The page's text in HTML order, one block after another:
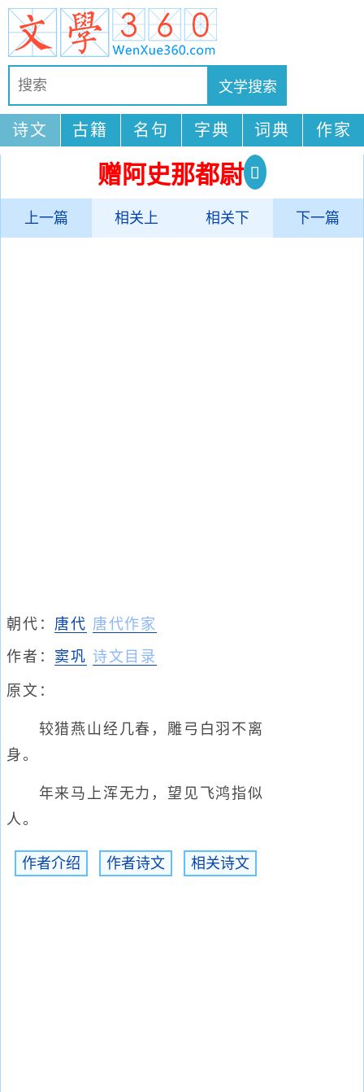
诗文 古籍 名句 字典 词典 作家
赠阿史那都尉
上一篇 相关上 相关下 下一篇
朝代： 唐代 唐代作家
作者： 窦巩 诗文目录
原文：
较猎燕山经几春，雕弓白羽不离
身。
年来马上浑无力，望见飞鸿指似
人。
作者介绍 作者诗文 相关诗文